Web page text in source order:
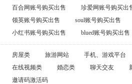
百合网账号购买出售
珍爱网账号购买出
领英账号购买出售
soul账号购买出售
小红书账号购买出售
blued账号购买出售
房屋类 旅游网站
手机、游戏平台
在线视频类
婚恋类 聊天交友
邀请码激活码